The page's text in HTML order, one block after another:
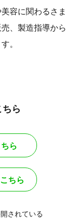
容に関わるさま
、製造指導から
。
ら
ら
ちら
されている